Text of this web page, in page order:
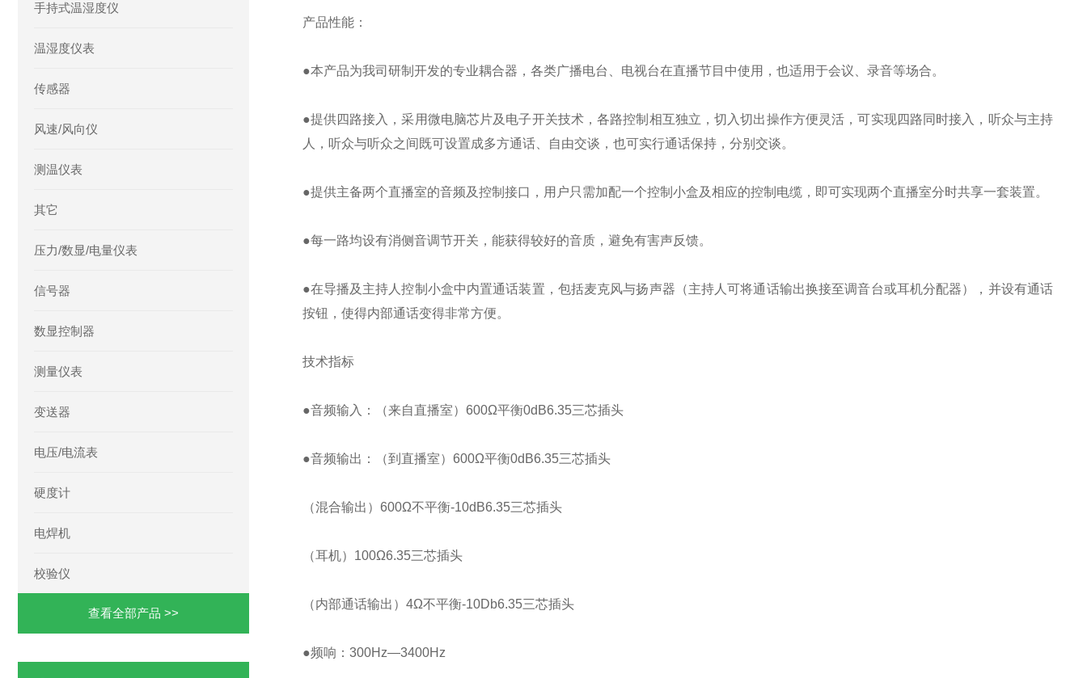
手持式温湿度仪
温湿度仪表
传感器
风速/风向仪
测温仪表
其它
压力/数显/电量仪表
信号器
数显控制器
测量仪表
变送器
电压/电流表
硬度计
电焊机
校验仪
查看全部产品 >>
产品性能：
●本产品为我司研制开发的专业耦合器，各类广播电台、电视台在直播节目中使用，也适用于会议、录音等场合。
●提供四路接入，采用微电脑芯片及电子开关技术，各路控制相互独立，切入切出操作方便灵活，可实现四路同时接入，听众与主持
人，听众与听众之间既可设置成多方通话、自由交谈，也可实行通话保持，分别交谈。
●提供主备两个直播室的音频及控制接口，用户只需加配一个控制小盒及相应的控制电缆，即可实现两个直播室分时共享一套装置。
●每一路均设有消侧音调节开关，能获得较好的音质，避免有害声反馈。
●在导播及主持人控制小盒中内置通话装置，包括麦克风与扬声器（主持人可将通话输出换接至调音台或耳机分配器），并设有通话
按钮，使得内部通话变得非常方便。
技术指标
●音频输入：（来自直播室）600Ω平衡0dB6.35三芯插头
●音频输出：（到直播室）600Ω平衡0dB6.35三芯插头
（混合输出）600Ω不平衡-10dB6.35三芯插头
（耳机）100Ω6.35三芯插头
（内部通话输出）4Ω不平衡-10Db6.35三芯插头
●频响：300Hz—3400Hz